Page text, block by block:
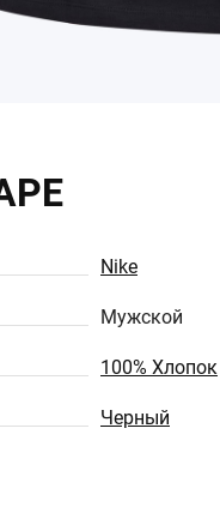
Nike
Мужской
100% Хлопок
Черный